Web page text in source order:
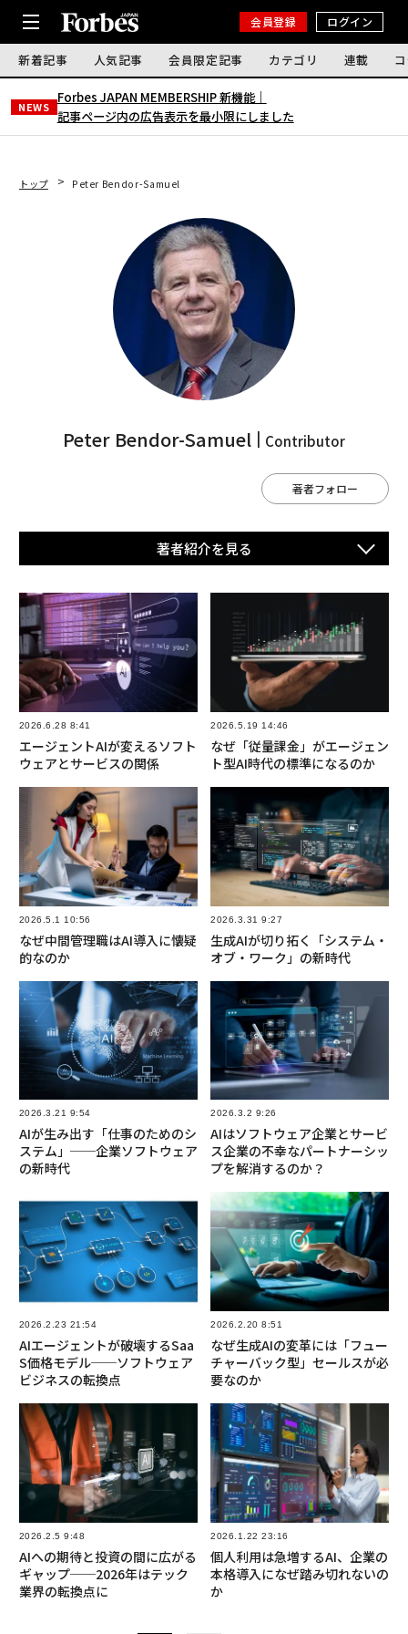
会員登録 ログイン
新着記事 人気記事 会員限定記事 カテゴリ 連載
NEWS
Forbes JAPAN MEMBERSHIP 新機能｜
記事ページ内の広告表示を最小限にしました
トップ Peter Bendor-Samuel
Peter Bendor-Samuel Contributor
著者フォロー
著者紹介を⾒る
2026.6.28 8:41
エージェントAIが変えるソフト
ウェアとサービスの関係
2026.5.19 14:46
なぜ「従量課金」がエージェン
ト型AI時代の標準になるのか
2026.5.1 10:56
なぜ中間管理職はAI導入に懐疑
的なのか
2026.3.31 9:27
生成AIが切り拓く「システム・
オブ・ワーク」の新時代
2026.3.21 9:54
AIが生み出す「仕事のためのシ
ステム」──企業ソフトウェア
の新時代
2026.3.2 9:26
AIはソフトウェア企業とサービ
ス企業の不幸なパートナーシッ
プを解消するのか？
2026.2.23 21:54
AIエージェントが破壊するSaa
S価格モデル──ソフトウェア
ビジネスの転換点
2026.2.20 8:51
なぜ生成AIの変革には「フュー
チャーバック型」セールスが必
要なのか
2026.2.5 9:48
AIへの期待と投資の間に広がる
ギャップ──2026年はテック
業界の転換点に
2026.1.22 23:16
個人利用は急増するAI、企業の
本格導入になぜ踏み切れないの
か